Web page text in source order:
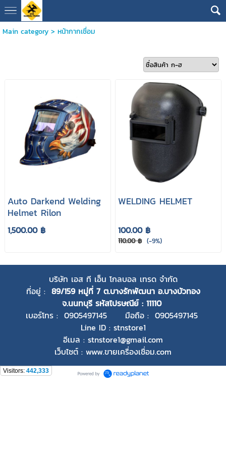
Main category> หน้ากากเชื่อม
Auto Darkend Welding
Helmet Rilon
1,500.00 ฿
WELDING HELMET
100.00 ฿
110.00 ฿ (-9%)
บริษัท เอส ที เอ็น โกลบอล เทรด จำกัด
ที่อยู่ : 89/159 หมู่ที่ 7 ต.บางรักพัฒนา อ.บางบัวทอง
จ.นนทบุรี รหัสไปรษณีย์ : 11110
เบอร์โทร : 0905497145 มือถือ : 0905497145
Line ID : stnstore1
อีเมล : stnstore1@gmail.com
เว็บไซต์ : www.ขายเครื่องเชื่อม.com
Visitors: 442,333